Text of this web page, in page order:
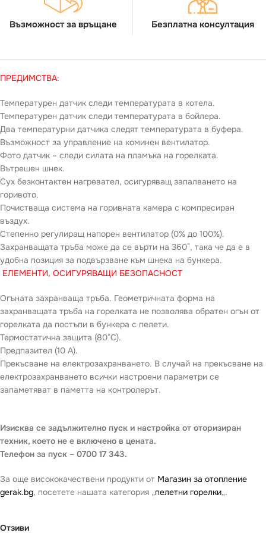
Възможност за връщане Безплатна консултация
ПРЕДИМСТВА:
Температурен датчик следи температурата в котела.
Температурен датчик следи температурата в бойлера.
Два температурни датчика следят температурата в буфера.
Възможност за управление на коминен вентилатор.
Фото датчик – следи силата на пламъка на горелката.
Вътрешен шнек.
Сух безконтактен нагревател, осигуряващ запалването на
горивото.
Почистваща система на горивната камера с компресиран
въздух.
Степенно регулиращ напорен вентилатор (0% до 100%).
Захранващата тръба може да се върти на 360°, така че да е в
удобна позиция за подвързване към шнека на бункера.
ЕЛЕМЕНТИ, ОСИГУРЯВАЩИ БЕЗОПАСНОСТ
Огъната захранваща тръба. Геометричната форма на
захранващата тръба на горелката не позволява обратен огън от
горелката да постъпи в бункера с пелети.
Термостатична защита (80°С).
Предпазител (10 А).
Прекъсване на електрозахранването. В случай на прекъсване на
електрозахранването всички настроени параметри се
запаметяват в паметта на контролерът.
Изисква се задължително пуск и настройка от оторизиран
техник, което не е включено в цената.
Телефон за пуск – 0700 17 343.
За още висококачествени продукти от Магазин за отопление
gerak.bg, посетете нашата категория „пелетни горелки„.
Отзиви